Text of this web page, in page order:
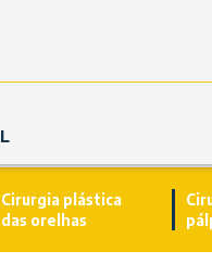
Cirurgia plástica
das orelhas